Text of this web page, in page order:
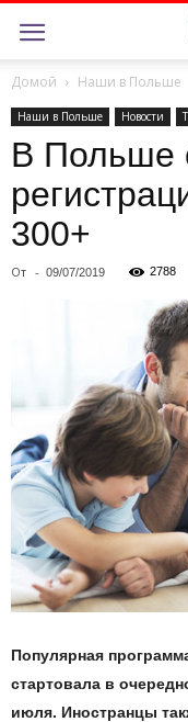
Домой Наши в Польше
Наши в Польше Новости
В Польше
300+
От - 09/07/2019 2788
Популярная
стартовала в
июля. Иностранцы